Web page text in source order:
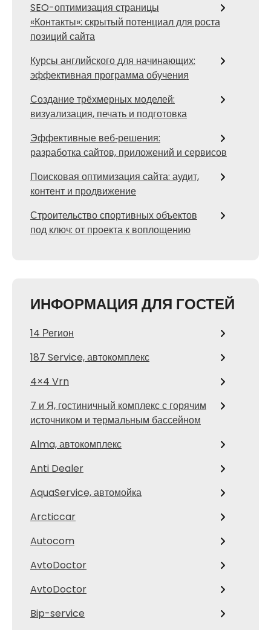
SEO-оптимизация страницы
«Контакты»: скрытый потенциал для роста
позиций сайта
Курсы английского для начинающих:
эффективная программа обучения
Создание трёхмерных моделей:
визуализация, печать и подготовка
Эффективные веб‑решения:
разработка сайтов, приложений и сервисов
Поисковая оптимизация сайта: аудит,
контент и продвижение
Строительство спортивных объектов
под ключ: от проекта к воплощению
ИНФОРМАЦИЯ ДЛЯ ГОСТЕЙ
14 Регион
187 Service, автокомплекс
4×4 Vrn
7 и Я, гостиничный комплекс с горячим
источником и термальным бассейном
Alma, автокомплекс
Anti Dealer
AquaService, автомойка
Arcticcar
Autocom
AvtoDoctor
AvtoDoctor
Bip-service